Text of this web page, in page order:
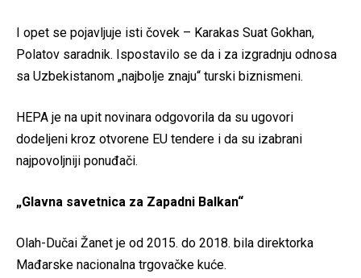
I opet se pojavljuje isti čovek – Karakas Suat Gokhan,
Polatov saradnik. Ispostavilo se da i za izgradnju odnosa
sa Uzbekistanom „najbolje znaju“ turski biznismeni.
HEPA je na upit novinara odgovorila da su ugovori
dodeljeni kroz otvorene EU tendere i da su izabrani
najpovoljniji ponuđači.
„Glavna savetnica za Zapadni Balkan“
Olah-Dučai Žanet je od 2015. do 2018. bila direktorka
Mađarske nacionalna trgovačke kuće.